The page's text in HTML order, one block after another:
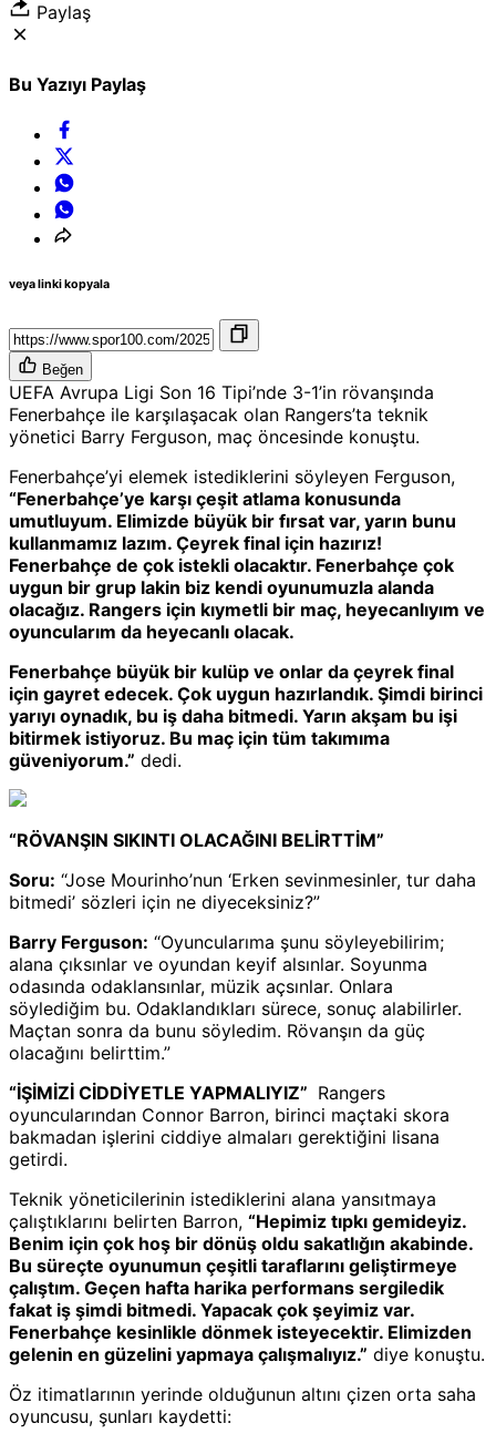
Paylaş
Bu Yazıyı Paylaş
veya linki kopyala
Beğen
UEFA Avrupa Ligi Son 16 Tipi’nde 3-1’in rövanşında
Fenerbahçe ile karşılaşacak olan Rangers’ta teknik
yönetici Barry Ferguson, maç öncesinde konuştu.
Fenerbahçe’yi elemek istediklerini söyleyen Ferguson,
“Fenerbahçe’ye karşı çeşit atlama konusunda
umutluyum. Elimizde büyük bir fırsat var, yarın bunu
kullanmamız lazım. Çeyrek final için hazırız!
Fenerbahçe de çok istekli olacaktır. Fenerbahçe çok
uygun bir grup lakin biz kendi oyunumuzla alanda
olacağız. Rangers için kıymetli bir maç, heyecanlıyım ve
oyuncularım da heyecanlı olacak.
Fenerbahçe büyük bir kulüp ve onlar da çeyrek final
için gayret edecek. Çok uygun hazırlandık. Şimdi birinci
yarıyı oynadık, bu iş daha bitmedi. Yarın akşam bu işi
bitirmek istiyoruz. Bu maç için tüm takımıma
güveniyorum.” dedi.
“RÖVANŞIN SIKINTI OLACAĞINI BELİRTTİM”
Soru: “Jose Mourinho’nun ‘Erken sevinmesinler, tur daha
bitmedi’ sözleri için ne diyeceksiniz?”
Barry Ferguson: “Oyuncularıma şunu söyleyebilirim;
alana çıksınlar ve oyundan keyif alsınlar. Soyunma
odasında odaklansınlar, müzik açsınlar. Onlara
söylediğim bu. Odaklandıkları sürece, sonuç alabilirler.
Maçtan sonra da bunu söyledim. Rövanşın da güç
olacağını belirttim.”
“İŞİMİZİ CİDDİYETLE YAPMALIYIZ” Rangers
oyuncularından Connor Barron, birinci maçtaki skora
bakmadan işlerini ciddiye almaları gerektiğini lisana
getirdi.
Teknik yöneticilerinin istediklerini alana yansıtmaya
çalıştıklarını belirten Barron, “Hepimiz tıpkı gemideyiz.
Benim için çok hoş bir dönüş oldu sakatlığın akabinde.
Bu süreçte oyunumun çeşitli taraflarını geliştirmeye
çalıştım. Geçen hafta harika performans sergiledik
fakat iş şimdi bitmedi. Yapacak çok şeyimiz var.
Fenerbahçe kesinlikle dönmek isteyecektir. Elimizden
gelenin en güzelini yapmaya çalışmalıyız.” diye konuştu.
Öz itimatlarının yerinde olduğunun altını çizen orta saha
oyuncusu, şunları kaydetti: